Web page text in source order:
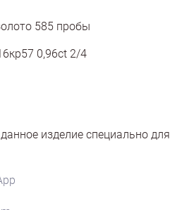
585 пробы
0,96ct 2/4
изделие специально для